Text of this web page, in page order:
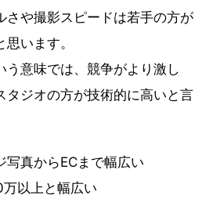
さや撮影スピードは若手の方が
います。
う意味では、競争がより激し
タジオの方が技術的に高いと言
写真からECまで幅広い
以上と幅広い